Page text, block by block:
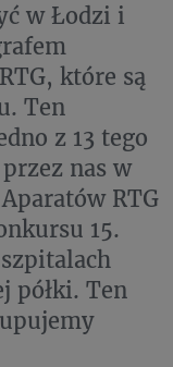
w Łodzi i
które są
Ten
z 13 tego
nas w
RTG
15.
półki. Ten